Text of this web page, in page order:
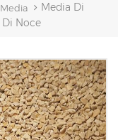
Media Di
Di Noce